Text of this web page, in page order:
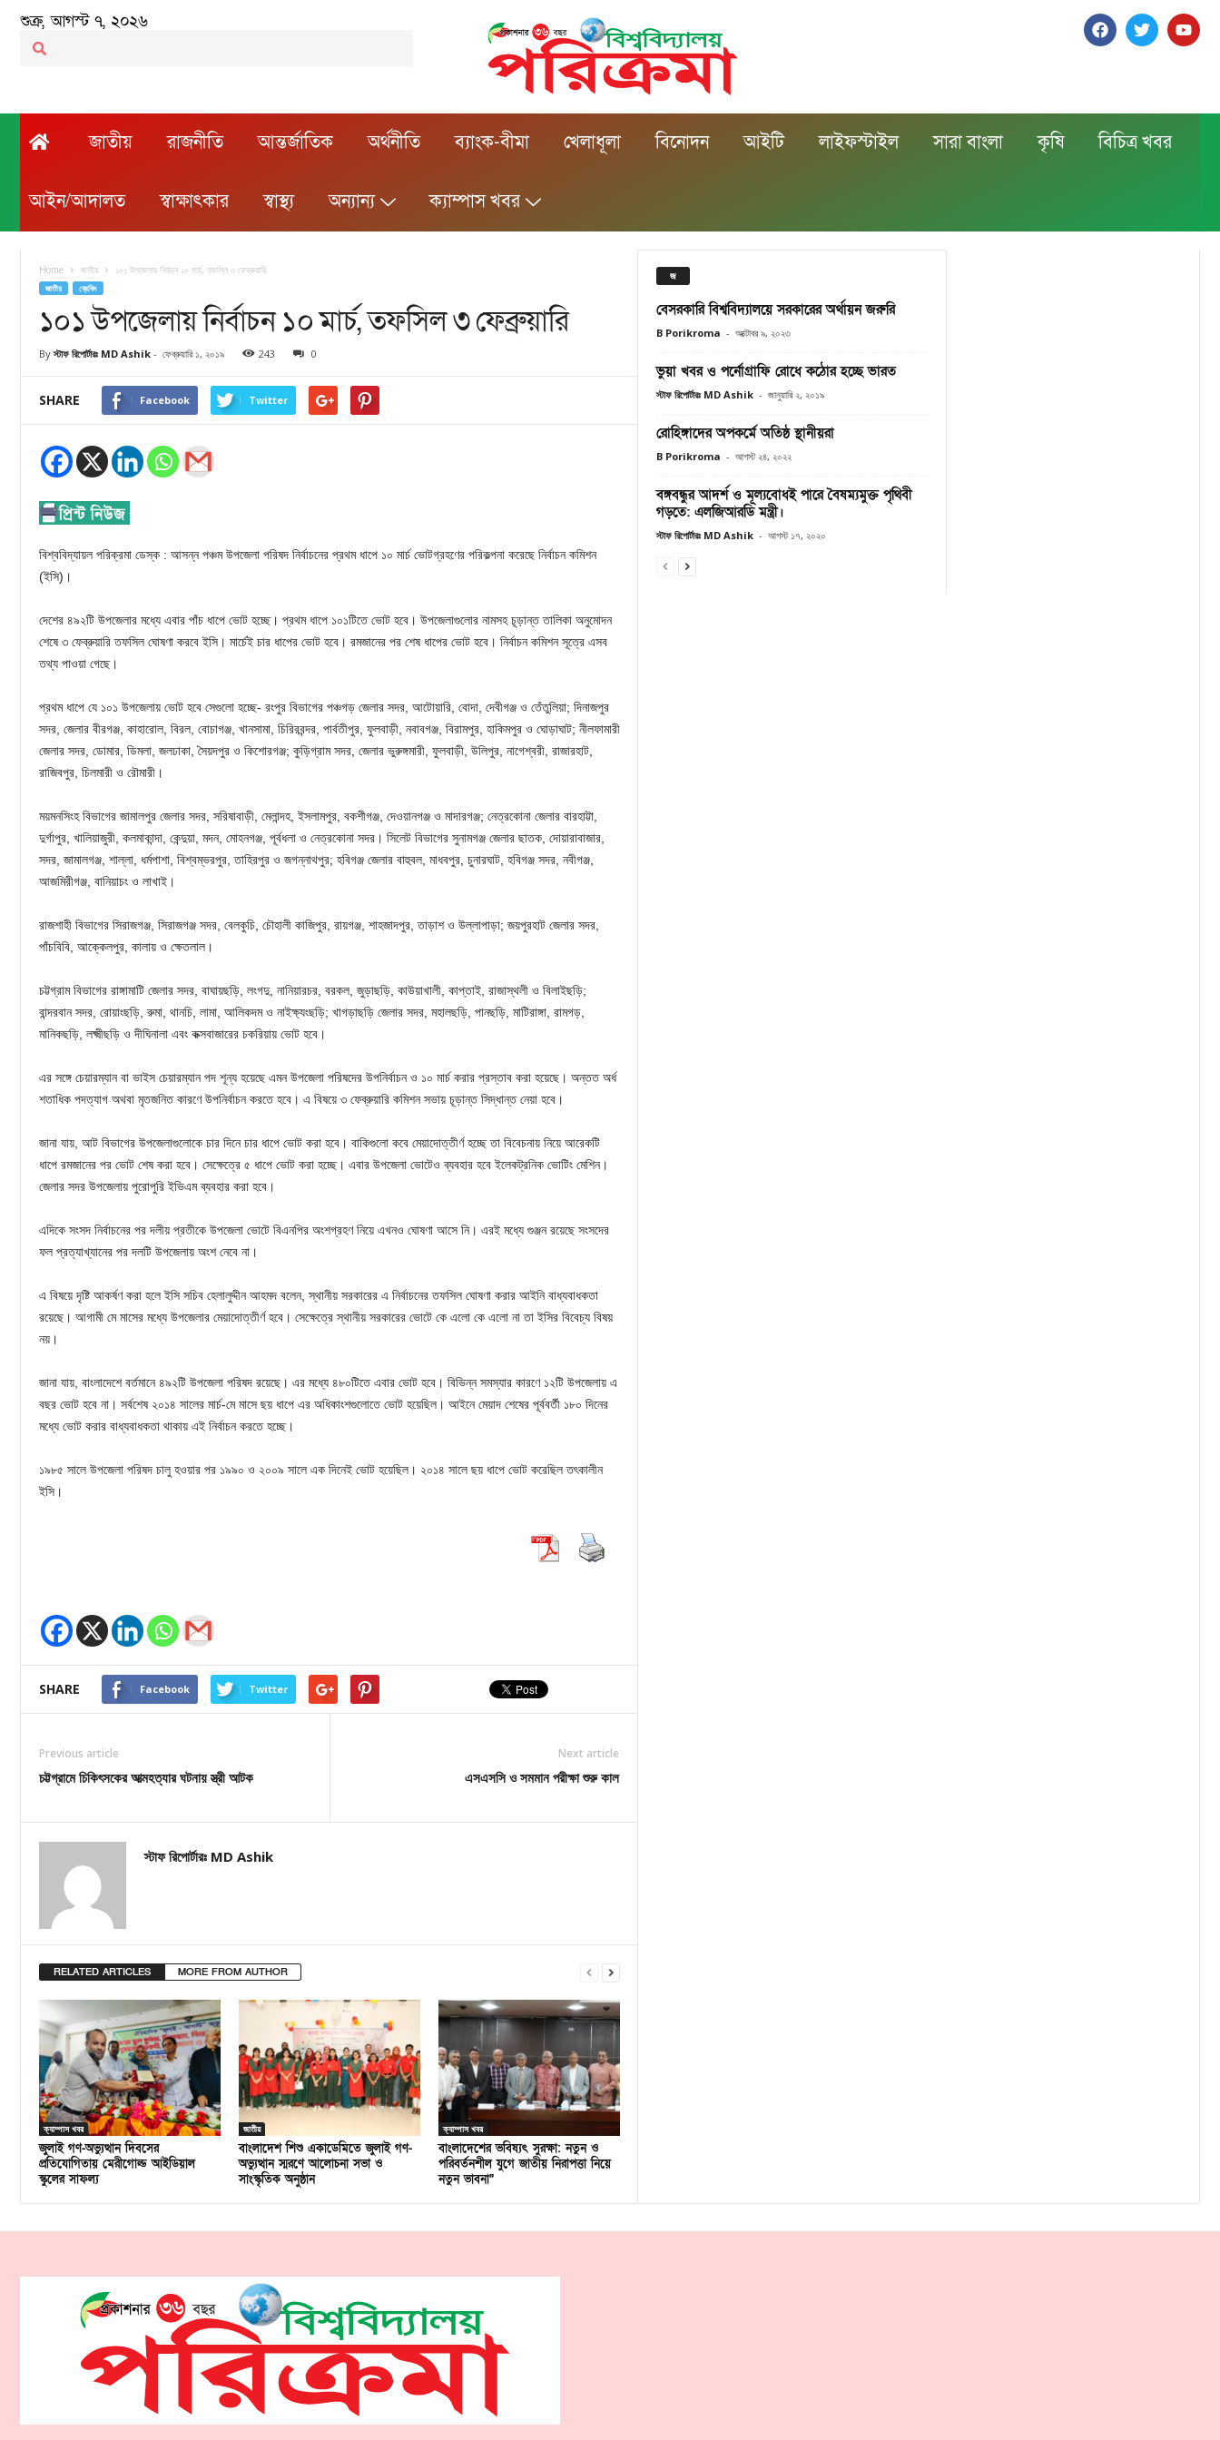
শুক্র, আগস্ট ৭, ২০২৬
জাতীয় রাজনীতি আন্তর্জাতিক অর্থনীতি ব্যাংক-বীমা খেলাধূলা বিনোদন আইটি লাইফস্টাইল সারা বাংলা কৃষি বিচিত্র খবর
আইন/আদালত স্বাক্ষাৎকার স্বাস্থ্য অন্যান্য ক্যাম্পাস খবর
Home জাতীয় ১০১ উপজেলায় নির্বাচন ১০ মার্চ, তফসিল ৩ ফেব্রুয়ারি
জাতীয় ব্রেকিং
১০১ উপজেলায় নির্বাচন ১০ মার্চ, তফসিল ৩ ফেব্রুয়ারি
By স্টাফ রিপোর্টারঃ MD Ashik - ফেব্রুয়ারি ১, ২০১৯ 243 0
SHARE Facebook Twitter
বিশ্ববিদ্যায়ল পরিক্রমা ডেস্ক : আসন্ন পঞ্চম উপজেলা পরিষদ নির্বাচনের প্রথম ধাপে ১০ মার্চ ভোটগ্রহণের পরিকল্পনা করেছে নির্বাচন কমিশন
(ইসি)।
দেশের ৪৯২টি উপজেলার মধ্যে এবার পাঁচ ধাপে ভোট হচ্ছে। প্রথম ধাপে ১০১টিতে ভোট হবে। উপজেলাগুলোর নামসহ চূড়ান্ত তালিকা অনুমোদন
শেষে ৩ ফেব্রুয়ারি তফসিল ঘোষণা করবে ইসি। মার্চেই চার ধাপের ভোট হবে। রমজানের পর শেষ ধাপের ভোট হবে। নির্বাচন কমিশন সূত্রে এসব
তথ্য পাওয়া গেছে।
প্রথম ধাপে যে ১০১ উপজেলায় ভোট হবে সেগুলো হচ্ছে- রংপুর বিভাগের পঞ্চগড় জেলার সদর, আটোয়ারি, বোদা, দেবীগঞ্জ ও তেঁতুলিয়া; দিনাজপুর
সদর, জেলার বীরগঞ্জ, কাহারোল, বিরল, বোচাগঞ্জ, খানসামা, চিরিরবন্দর, পার্বতীপুর, ফুলবাড়ী, নবাবগঞ্জ, বিরামপুর, হাকিমপুর ও ঘোড়াঘাট; নীলফামারী
জেলার সদর, ডোমার, ডিমলা, জলঢাকা, সৈয়দপুর ও কিশোরগঞ্জ; কুড়িগ্রাম সদর, জেলার ভুরুঙ্গমারী, ফুলবাড়ী, উলিপুর, নাগেশ্বরী, রাজারহাট,
রাজিবপুর, চিলমারী ও রৌমারী।
ময়মনসিংহ বিভাগের জামালপুর জেলার সদর, সরিষাবাড়ী, মেলান্দহ, ইসলামপুর, বকশীগঞ্জ, দেওয়ানগঞ্জ ও মাদারগঞ্জ; নেত্রকোনা জেলার বারহাট্টা,
দুর্গাপুর, খালিয়াজুরী, কলমাকান্দা, কেন্দুয়া, মদন, মোহনগঞ্জ, পূর্বধলা ও নেত্রকোনা সদর। সিলেট বিভাগের সুনামগঞ্জ জেলার ছাতক, দোয়ারাবাজার,
সদর, জামালগঞ্জ, শাল্লা, ধর্মপাশা, বিশ্বম্ভরপুর, তাহিরপুর ও জগন্নাথপুর; হবিগঞ্জ জেলার বাহুবল, মাধবপুর, চুনারঘাট, হবিগঞ্জ সদর, নবীগঞ্জ,
আজমিরীগঞ্জ, বানিয়াচং ও লাখাই।
রাজশাহী বিভাগের সিরাজগঞ্জ, সিরাজগঞ্জ সদর, বেলকুচি, চৌহালী কাজিপুর, রায়গঞ্জ, শাহজাদপুর, তাড়াশ ও উল্লাপাড়া; জয়পুরহাট জেলার সদর,
পাঁচবিবি, আক্কেলপুর, কালায় ও ক্ষেতলাল।
চট্টগ্রাম বিভাগের রাঙ্গামাটি জেলার সদর, বাঘায়ছড়ি, লংগদু, নানিয়ারচর, বরকল, জুড়াছড়ি, কাউয়াখালী, কাপ্তাই, রাজাস্থলী ও বিলাইছড়ি;
বান্দরবান সদর, রোয়াংছড়ি, রুমা, থানচি, লামা, আলিকদম ও নাইক্ষ্যংছড়ি; খাগড়াছড়ি জেলার সদর, মহালছড়ি, পানছড়ি, মাটিরাঙ্গা, রামগড়,
মানিকছড়ি, লক্ষ্মীছড়ি ও দীঘিনালা এবং কক্সবাজারের চকরিয়ায় ভোট হবে।
এর সঙ্গে চেয়ারম্যান বা ভাইস চেয়ারম্যান পদ শূন্য হয়েছে এমন উপজেলা পরিষদের উপনির্বাচন ও ১০ মার্চ করার প্রস্তাব করা হয়েছে। অন্তত অর্ধ
শতাধিক পদত্যাগ অথবা মৃতজনিত কারণে উপনির্বাচন করতে হবে। এ বিষয়ে ৩ ফেব্রুয়ারি কমিশন সভায় চূড়ান্ত সিদ্ধান্ত নেয়া হবে।
জানা যায়, আট বিভাগের উপজেলাগুলোকে চার দিনে চার ধাপে ভোট করা হবে। বাকিগুলো কবে মেয়াদোত্তীর্ণ হচ্ছে তা বিবেচনায় নিয়ে আরেকটি
ধাপে রমজানের পর ভোট শেষ করা হবে। সেক্ষেত্রে ৫ ধাপে ভোট করা হচ্ছে। এবার উপজেলা ভোটেও ব্যবহার হবে ইলেকট্রনিক ভোটিং মেশিন।
জেলার সদর উপজেলায় পুরোপুরি ইভিএম ব্যবহার করা হবে।
এদিকে সংসদ নির্বাচনের পর দলীয় প্রতীকে উপজেলা ভোটে বিএনপির অংশগ্রহণ নিয়ে এখনও ঘোষণা আসে নি। এরই মধ্যে গুঞ্জন রয়েছে সংসদের
ফল প্রত্যাখ্যানের পর দলটি উপজেলায় অংশ নেবে না।
এ বিষয়ে দৃষ্টি আকর্ষণ করা হলে ইসি সচিব হেলালুদ্দীন আহমদ বলেন, স্থানীয় সরকারের এ নির্বাচনের তফসিল ঘোষণা করার আইনি বাধ্যবাধকতা
রয়েছে। আগামী মে মাসের মধ্যে উপজেলার মেয়াদোত্তীর্ণ হবে। সেক্ষেত্রে স্থানীয় সরকারের ভোটে কে এলো কে এলো না তা ইসির বিবেচ্য বিষয়
নয়।
জানা যায়, বাংলাদেশে বর্তমানে ৪৯২টি উপজেলা পরিষদ রয়েছে। এর মধ্যে ৪৮০টিতে এবার ভোট হবে। বিভিন্ন সমস্যার কারণে ১২টি উপজেলায় এ
বছর ভোট হবে না। সর্বশেষ ২০১৪ সালের মার্চ-মে মাসে ছয় ধাপে এর অধিকাংশগুলোতে ভোট হয়েছিল। আইনে মেয়াদ শেষের পূর্ববর্তী ১৮০ দিনের
মধ্যে ভোট করার বাধ্যবাধকতা থাকায় এই নির্বাচন করতে হচ্ছে।
১৯৮৫ সালে উপজেলা পরিষদ চালু হওয়ার পর ১৯৯০ ও ২০০৯ সালে এক দিনেই ভোট হয়েছিল। ২০১৪ সালে ছয় ধাপে ভোট করেছিল তৎকালীন
ইসি।
SHARE Facebook Twitter
Previous article
চট্টগ্রামে চিকিৎসকের আত্মহত্যার ঘটনায় স্ত্রী আটক
Next article
এসএসসি ও সমমান পরীক্ষা শুরু কাল
স্টাফ রিপোর্টারঃ MD Ashik
RELATED ARTICLES MORE FROM AUTHOR
ক্যাম্পাস খবর
জুলাই গণ-অভ্যুত্থান দিবসের
প্রতিযোগিতায় মেরীগোল্ড আইডিয়াল
স্কুলের সাফল্য
জাতীয়
বাংলাদেশ শিশু একাডেমিতে জুলাই গণ-
অভ্যুত্থান স্মরণে আলোচনা সভা ও
সাংস্কৃতিক অনুষ্ঠান
ক্যাম্পাস খবর
বাংলাদেশের ভবিষ্যৎ সুরক্ষা: নতুন ও
পরিবর্তনশীল যুগে জাতীয় নিরাপত্তা নিয়ে
নতুন ভাবনা”
জ
বেসরকারি বিশ্ববিদ্যালয়ে সরকারের অর্থায়ন জরুরি
B Porikroma - অক্টোবর ৯, ২০২৩
ভুয়া খবর ও পর্নোগ্রাফি রোধে কঠোর হচ্ছে ভারত
স্টাফ রিপোর্টারঃ MD Ashik - জানুয়ারি ২, ২০১৯
রোহিঙ্গাদের অপকর্মে অতিষ্ঠ স্থানীয়রা
B Porikroma - আগস্ট ২৪, ২০২২
বঙ্গবন্ধুর আদর্শ ও মূল্যবোধই পারে বৈষম্যমুক্ত পৃথিবী
গড়তে: এলজিআরডি মন্ত্রী।
স্টাফ রিপোর্টারঃ MD Ashik - আগস্ট ১৭, ২০২০